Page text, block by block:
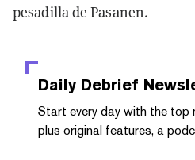
pesadilla de Pasanen.
Daily Debrief
Start every day with the top
plus original features, a